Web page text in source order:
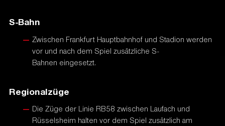
S-Bahn
Zwischen Frankfurt Hauptbahnhof und Stadion werden
vor und nach dem Spiel zusätzliche S-
Bahnen eingesetzt.
Regionalzüge
Die Züge der Linie RB58 zwischen Laufach und
Rüsselsheim halten vor dem Spiel zusätzlich am